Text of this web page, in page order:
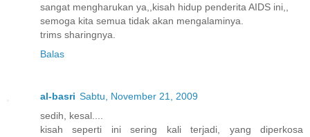
sangat mengharukan ya,,kisah hidup penderita AIDS ini,,
semoga kita semua tidak akan mengalaminya.
trims sharingnya.
Balas
al-basri Sabtu, November 21, 2009
sedih, kesal....
kisah seperti ini sering kali terjadi, yang diperkosa